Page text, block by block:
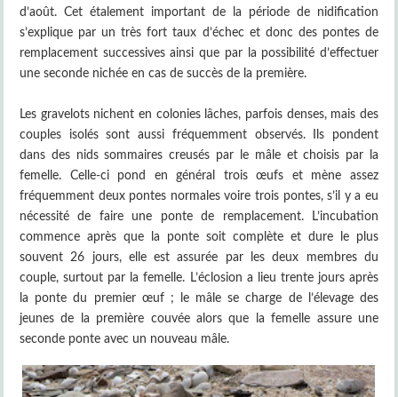
d’août. Cet étalement important de la période de nidification
s’explique par un très fort taux d’échec et donc des pontes de
remplacement successives ainsi que par la possibilité d’effectuer
une seconde nichée en cas de succès de la première.
Les gravelots nichent en colonies lâches, parfois denses, mais des
couples isolés sont aussi fréquemment observés. Ils pondent
dans des nids sommaires creusés par le mâle et choisis par la
femelle. Celle-ci pond en général trois œufs et mène assez
fréquemment deux pontes normales voire trois pontes, s’il y a eu
nécessité de faire une ponte de remplacement. L’incubation
commence après que la ponte soit complète et dure le plus
souvent 26 jours, elle est assurée par les deux membres du
couple, surtout par la femelle. L’éclosion a lieu trente jours après
la ponte du premier œuf ; le mâle se charge de l’élevage des
jeunes de la première couvée alors que la femelle assure une
seconde ponte avec un nouveau mâle.